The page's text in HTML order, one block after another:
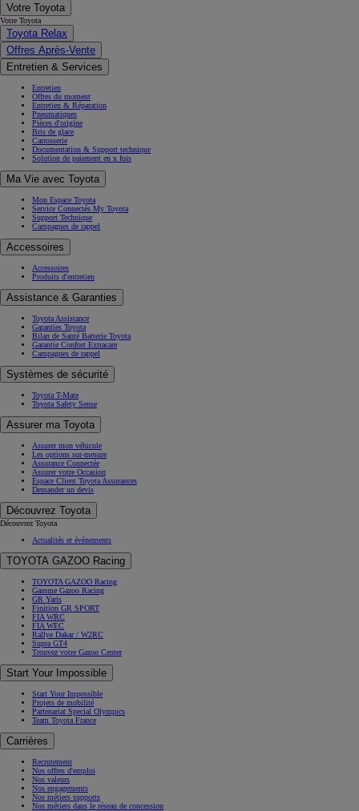
Votre Toyota
Votre Toyota
Toyota Relax
Offres Après-Vente
Entretien & Services
Entretien
Offres du moment
Entretien & Réparation
Pneumatiques
Pièces d'origine
Bris de glace
Carrosserie
Documentation & Support technique
Solution de paiement en x fois
Ma Vie avec Toyota
Mon Espace Toyota
Service Connectés My Toyota
Support Technique
Campagnes de rappel
Accessoires
Accessoires
Produits d'entretien
Assistance & Garanties
Toyota Assistance
Garanties Toyota
Bilan de Santé Batterie Toyota
Garantie Confort Extracare
Campagnes de rappel
Systèmes de sécurité
Toyota T-Mate
Toyota Safety Sense
Assurer ma Toyota
Assurer mon véhicule
Les options sur-mesure
Assurance Connectée
Assurer votre Occasion
Espace Client Toyota Assurances
Demander un devis
Découvrez Toyota
Découvrez Toyota
Actualités et évènements
TOYOTA GAZOO Racing
TOYOTA GAZOO Racing
Gamme Gazoo Racing
GR Yaris
Finition GR SPORT
FIA WRC
FIA WEC
Rallye Dakar / W2RC
Supra GT4
Trouvez votre Gazoo Center
Start Your Impossible
Start Your Impossible
Projets de mobilité
Partenariat Special Olympics
Team Toyota France
Carrières
Recrutement
Nos offres d'emploi
Nos valeurs
Nos engagements
Nos métiers supports
Nos métiers dans le réseau de concession